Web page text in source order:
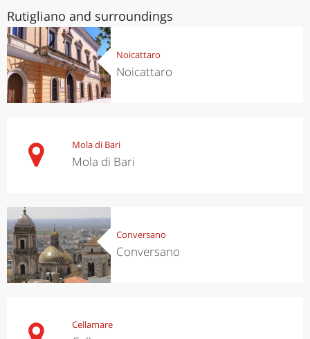
Rutigliano and surroundings
Noicattaro
Noicattaro
Mola di Bari
Mola di Bari
Conversano
Conversano
Cellamare